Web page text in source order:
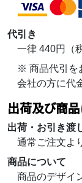
代引き
一律 440円（
※ 商品代引を
会社の方に代
出荷及び商
出荷・お引き渡
通常ご注文よ
商品について
商品のデザイ